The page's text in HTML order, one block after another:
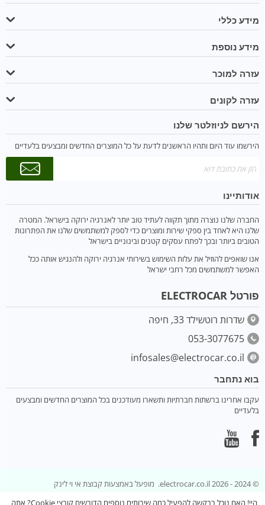
מידע כללי
מידע נוספת
עזרה למוכר
עזרה לקונים
הירשם לניוזלטר שלנו
הירשמו עוד היום ותהיו הראשנים לדעת על כל המוצרים החדשים ומבצעים בלעדיים
אודותיינו
החברה שלנו נוצרה מתוך תקווה לעתיד טוב יותר לאנרגיה ירוקה בישראל. המטרה
שלנו היא לאחד בין ספקי שירות ומוצרים כדי לספק למשתמשים שלנו את הפתרונות
הטובים ביותר ובכך לפתח עסקים קטנים ובינוניים בישראל
אנו שואפים להוזיל את עלות השימוש בשירותי אנרגיה ירוקה ולהנגיש אותה ככל
האפשר למשתמשים מכל רחבי ישראל
פורטל ELECTROCAR
שדרות רוטשילד 33, חיפה
053-3077675
infosales@electrocar.co.il
בוא נתחבר
עקבו אחרינו ברשתות חברתיות ותשארו מעודכנים בכל המוצרים החדשים ומבצעים
בלעדיים
© 2024 - 2026 electrocar.co.il. מופעל באמצעות קבוצת אי וי לינק
היי! האם נוכל בבקשה להפעיל כמה שירותים נוספים הדורשים קובצי Cookie? אתה